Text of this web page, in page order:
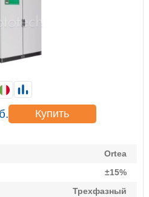
Ortea
±15%
Трехфазный
Купить